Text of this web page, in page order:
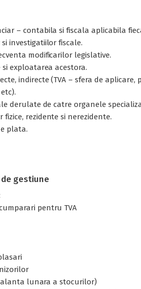
– contabila si fiscala aplicabila
investigatiilor fiscale.
modificarilor legislative.
exploatarea acestora.
indirecte (TVA – sfera de
derulate de catre organele
rezidente si nerezidente.
plata.
gestiune
pentru TVA
lunara a stocurilor)